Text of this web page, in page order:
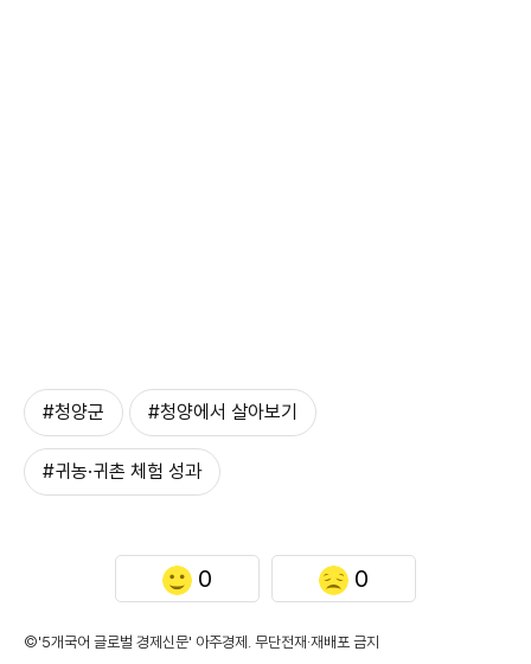
#청양군 #청양에서 살아보기
#귀농·귀촌 체험 성과
0 0
©'5개국어 글로벌 경제신문' 아주경제. 무단전재·재배포 금지